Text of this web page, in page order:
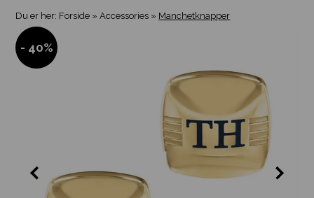
Du er her: Forside »Accessories » Manchetknapper
- 40%